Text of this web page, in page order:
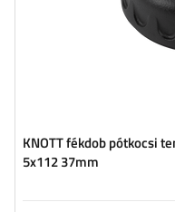
KNOTT fékdob pótkocsi
5x112 37mm